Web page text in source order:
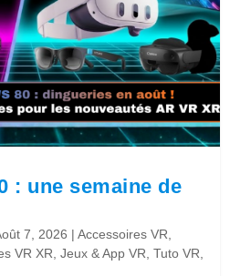
: une semaine de
7, 2026 |Accessoires VR,
VR XR,Jeux & App VR,Tuto VR,